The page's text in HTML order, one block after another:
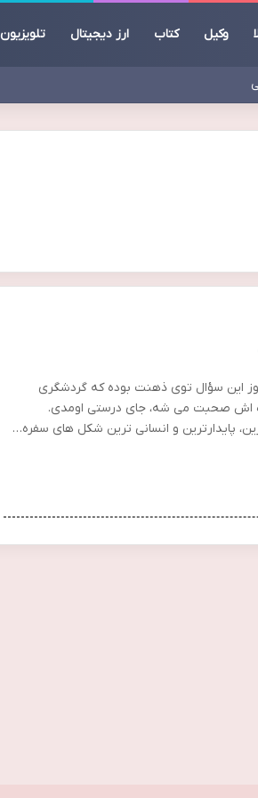
وکیل کتاب ارز دیجیتال تلویزیون
این سؤال توی ذهنت بوده که گردشگری
اش صحبت می شه، جای درستی اومدی.
پایدارترین و انسانی ترین شکل های سفره…